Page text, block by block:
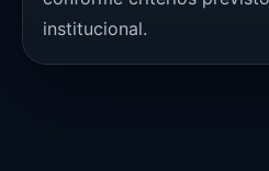
institucional.